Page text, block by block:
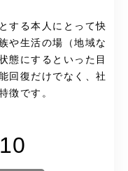
する本人にとって快
や生活の場（地域な
態にするといった目
回復だけでなく、社
徴です。
10